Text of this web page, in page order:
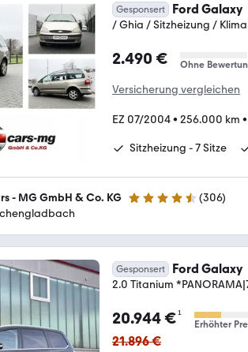
Gesponsert Ford Galaxy
/ Ghia / Sitzheizung / Klima
2.490 € Ohne
Versicherung vergleichen
EZ 07/2004• 256.000 km
Sitzheizung - 7 Sitze
- MG GmbH & Co. KG 4.7 Sterne (306)
Gesponsert Ford Galaxy
2.0 Titanium
20.944 €¹
Erhöhter
21.896 €